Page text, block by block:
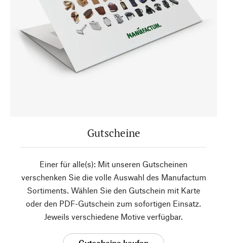
Gutscheine
Einer für alle(s): Mit unseren Gutscheinen
verschenken Sie die volle Auswahl des Manufactum
Sortiments. Wählen Sie den Gutschein mit Karte
oder den PDF-Gutschein zum sofortigen Einsatz.
Jeweils verschiedene Motive verfügbar.